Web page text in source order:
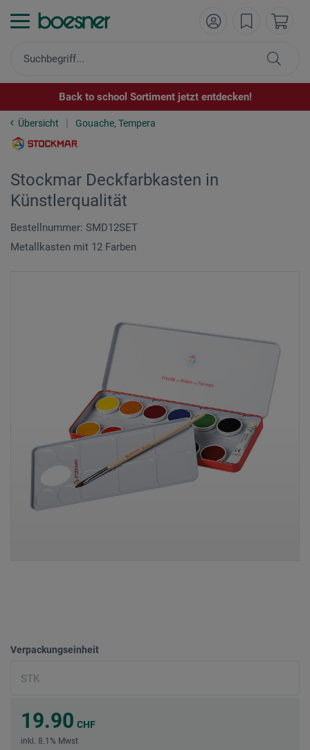
Back to school Sortiment jetzt entdecken!
Übersicht Gouache, Tempera
Stockmar Deckfarbkasten in
Künstlerqualität
Bestellnummer: SMD12SET
Metallkasten mit 12 Farben
Verpackungseinheit
19.90 CHF
inkl. 8.1% Mwst